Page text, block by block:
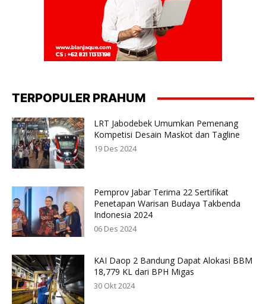
TERPOPULER PRAHUM
LRT Jabodebek Umumkan Pemenang
Kompetisi Desain Maskot dan Tagline
19 Des 2024
Pemprov Jabar Terima 22 Sertifikat
Penetapan Warisan Budaya Takbenda
Indonesia 2024
06 Des 2024
KAI Daop 2 Bandung Dapat Alokasi BBM
18,779 KL dari BPH Migas
30 Okt 2024